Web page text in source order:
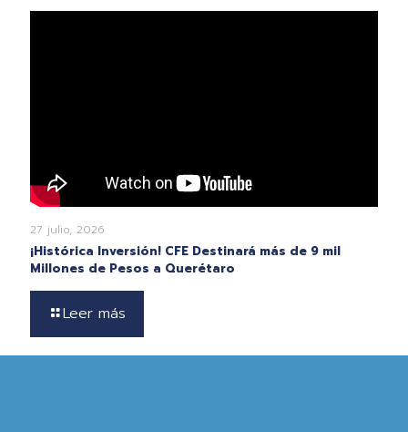
27 julio, 2026
¡Histórica Inversión! CFE Destinará más de 9 mil
Millones de Pesos a Querétaro
Leer más